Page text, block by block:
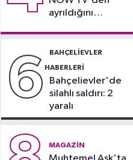
zehirli tehlike
tahliye edildi
ayrıldığını
6 BAHÇELIEVLER
HABERLERI
Bahçelievler'de
silahlı saldırı: 2
yaralı
MAGAZIN